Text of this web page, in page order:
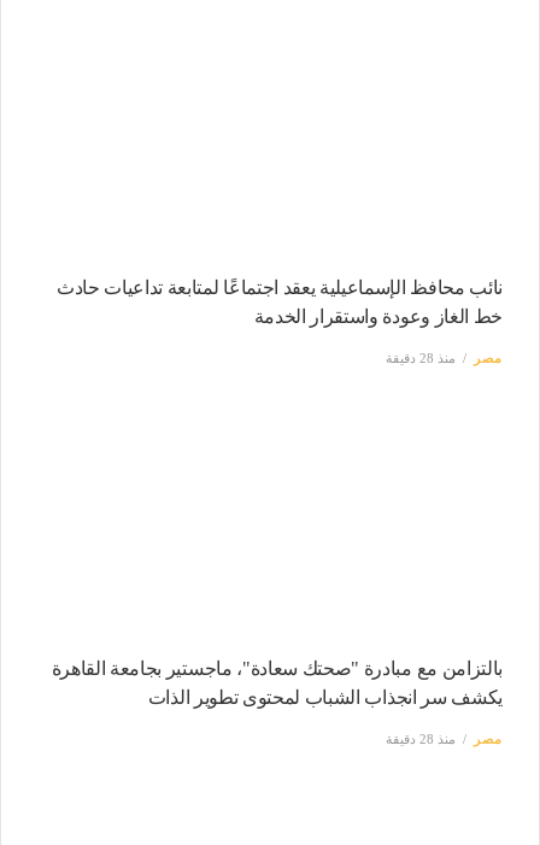
نائب محافظ الإسماعيلية يعقد اجتماعًا لمتابعة تداعيات حادث
خط الغاز وعودة واستقرار الخدمة
مصر منذ 28 دقيقة
بالتزامن مع مبادرة "صحتك سعادة"، ماجستير بجامعة القاهرة
يكشف سر انجذاب الشباب لمحتوى تطوير الذات
مصر منذ 28 دقيقة